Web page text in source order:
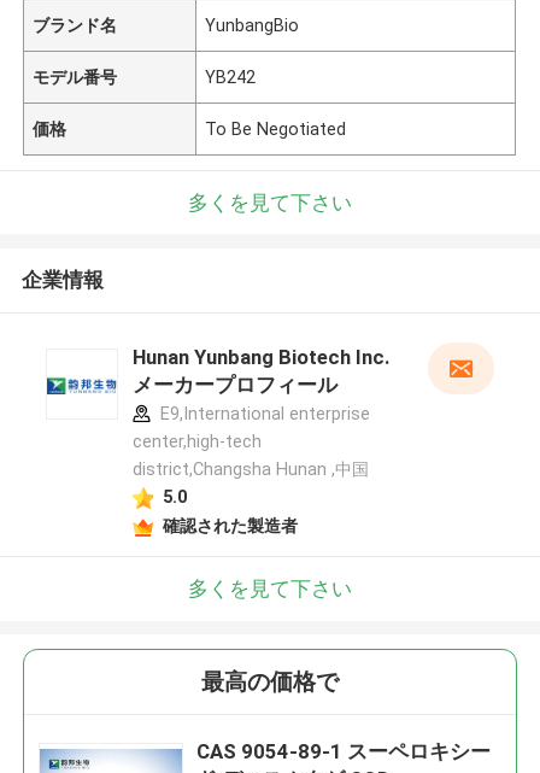
ブランド名 YunbangBio
モデル番号 YB242
価格 To Be Negotiated
多くを見て下さい
企業情報
Hunan Yunbang Biotech Inc.
メーカープロフィール
E9,International enterprise
center,high-tech
district,Changsha Hunan ,中国
5.0
確認された製造者
多くを見て下さい
最高の価格で
CAS 9054-89-1 スーペロキシー